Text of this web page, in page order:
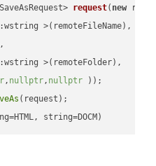
request( new
>(remoteFileName),
>(remoteFolder),
, nullptr, nullptr ))
(request);
string=DOCM)